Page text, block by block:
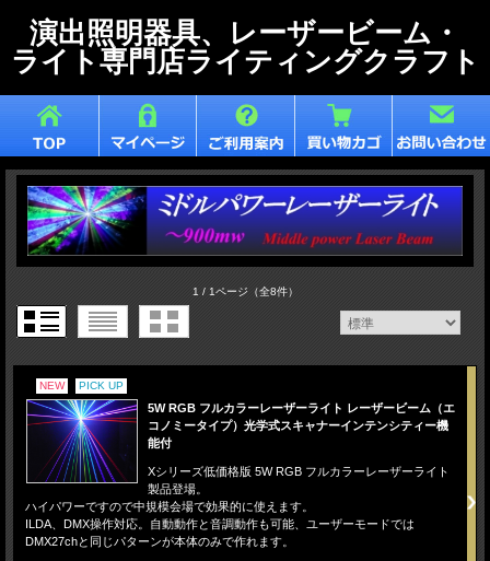
演出照明器具、レーザービーム・
ライト専門店ライティングクラフト
1 / 1ページ（全8件）
NEW PICK UP
5W RGB フルカラーレーザーライト レーザービーム（エ
コノミータイプ）光学式スキャナーインテンシティー機
能付
Xシリーズ低価格版 5W RGB フルカラーレーザーライト
製品登場。
ハイパワーですので中規模会場で効果的に使えます。
ILDA、DMX操作対応。自動動作と音調動作も可能、ユーザーモードでは
DMX27chと同じパターンが本体のみで作れます。